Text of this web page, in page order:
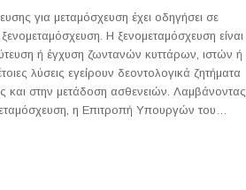
για μεταμόσχευση έχει οδηγήσει σε
Η ξενομεταμόσχευση είναι
ή έγχυση ζωντανών κυττάρων, ιστών ή
λύσεις εγείρουν δεοντολογικά ζητήματα
και στην μετάδοση ασθενειών. Λαμβάνοντας
η Επιτροπή Υπουργών του…